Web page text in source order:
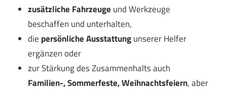
zusätzliche Fahrzeuge und Werkzeuge
beschaffen und unterhalten,
die persönliche Ausstattungunserer Helfer
ergänzen oder
zur Stärkung des Zusammenhalts auch
Familien-, Sommerfeste, Weihnachtsfeiern, aber